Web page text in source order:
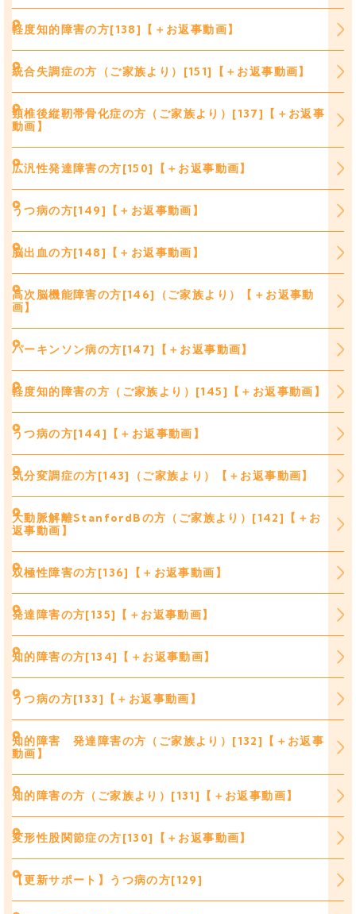
軽度知的障害の方[138]【＋お返事動画】
統合失調症の方（ご家族より）[151]【＋お返事動画】
頸椎後縦靭帯骨化症の方（ご家族より）[137]【＋お返事
動画】
広汎性発達障害の方[150]【＋お返事動画】
うつ病の方[149]【＋お返事動画】
脳出血の方[148]【＋お返事動画】
高次脳機能障害の方[146]（ご家族より）【＋お返事動
画】
パーキンソン病の方[147]【＋お返事動画】
軽度知的障害の方（ご家族より）[145]【＋お返事動画】
うつ病の方[144]【＋お返事動画】
気分変調症の方[143]（ご家族より）【＋お返事動画】
大動脈解離StanfordBの方（ご家族より）[142]【＋お
返事動画】
双極性障害の方[136]【＋お返事動画】
発達障害の方[135]【＋お返事動画】
知的障害の方[134]【＋お返事動画】
うつ病の方[133]【＋お返事動画】
知的障害 発達障害の方（ご家族より）[132]【＋お返事
動画】
知的障害の方（ご家族より）[131]【＋お返事動画】
変形性股関節症の方[130]【＋お返事動画】
【更新サポート】うつ病の方[129]